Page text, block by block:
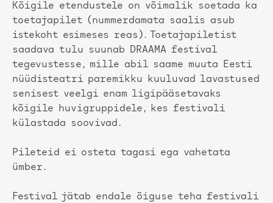
Kõigile etendustele on võimalik soetada ka
toetajapilet (nummerdamata saalis asub
istekoht esimeses reas). Toetajapiletist
saadava tulu suunab DRAAMA festival
tegevustesse, mille abil saame muuta Eesti
nüüdisteatri paremikku kuuluvad lavastused
senisest veelgi enam ligipääsetavaks
kõigile huvigruppidele, kes festivali
külastada soovivad.
Pileteid ei osteta tagasi ega vahetata
ümber.
Festival jätab endale õiguse teha festivali